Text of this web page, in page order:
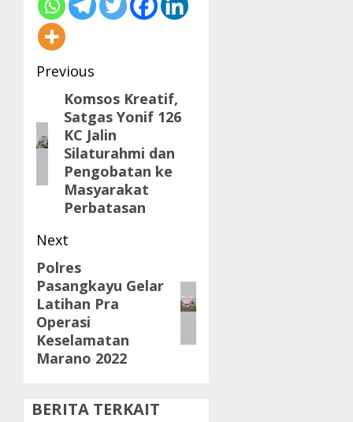
Post
navigation
Previous
Previous
post:
Komsos Kreatif,
Satgas Yonif 126
KC Jalin
Silaturahmi dan
Pengobatan ke
Masyarakat
Perbatasan
Next
Next
post:
Polres
Pasangkayu Gelar
Latihan Pra
Operasi
Keselamatan
Marano 2022
BERITA TERKAIT